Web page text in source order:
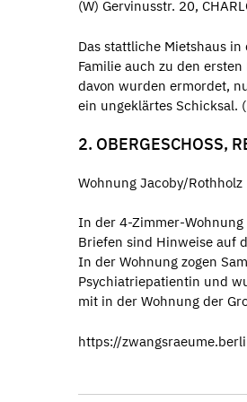
(W) Gervinusstr. 20,
Das stattliche Mietshaus
Familie auch zu den
davon wurden ermordet,
ein ungeklärtes Schicksal.
2. OBERGESCHOSS,
Wohnung Jacoby/Rothholz
In der 4-Zimmer-
Briefen sind Hinweise auf
In der Wohnung zogen
Psychiatriepatientin und
mit in der Wohnung der
https://